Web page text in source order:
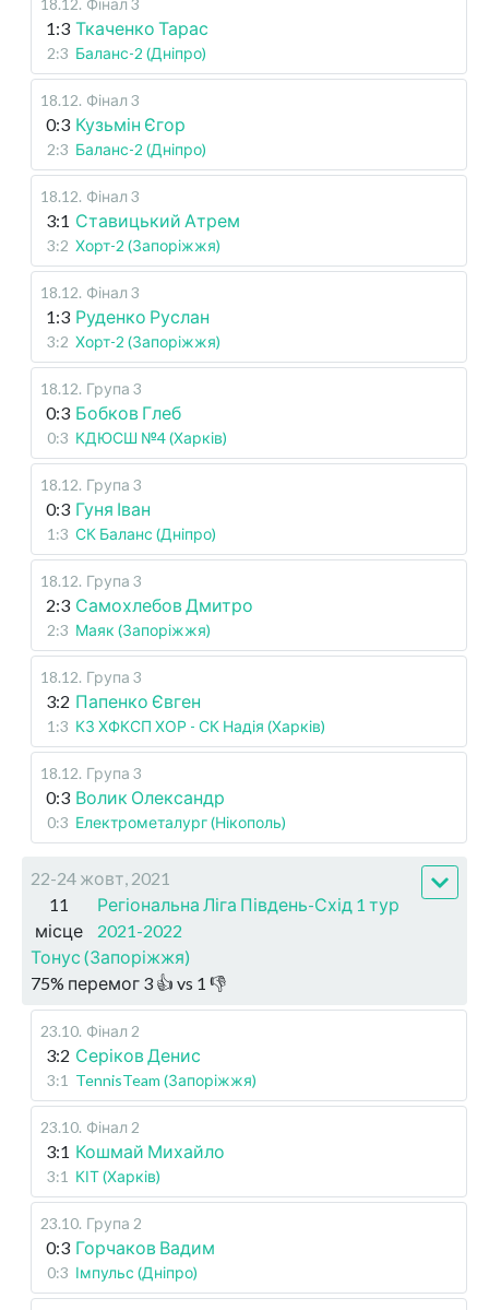
18.12. Фінал 3
1:3 Ткаченко Тарас
2:3 Баланс-2 (Дніпро)
18.12. Фінал 3
0:3 Кузьмін Єгор
2:3 Баланс-2 (Дніпро)
18.12. Фінал 3
3:1 Ставицький Атрем
3:2 Хорт-2 (Запоріжжя)
18.12. Фінал 3
1:3 Руденко Руслан
3:2 Хорт-2 (Запоріжжя)
18.12. Група 3
0:3 Бобков Глеб
0:3 КДЮСШ №4 (Харків)
18.12. Група 3
0:3 Гуня Іван
1:3 СК Баланс (Дніпро)
18.12. Група 3
2:3 Самохлебов Дмитро
2:3 Маяк (Запоріжжя)
18.12. Група 3
3:2 Папенко Євген
1:3 КЗ ХФКСП ХОР - СК Надія (Харків)
18.12. Група 3
0:3 Волик Олександр
0:3 Електрометалург (Нікополь)
22-24 жовт, 2021
11
місце
Регіональна Ліга Південь-Схід 1 тур
2021-2022
Тонус (Запоріжжя)
75% перемог 3 👍 vs 1 👎
23.10. Фінал 2
3:2 Серіков Денис
3:1 TennisTeam (Запоріжжя)
23.10. Фінал 2
3:1 Кошмай Михайло
3:1 КІТ (Харків)
23.10. Група 2
0:3 Горчаков Вадим
0:3 Імпульс (Дніпро)